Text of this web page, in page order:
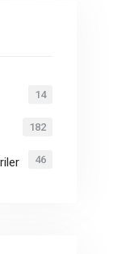
14
182
46